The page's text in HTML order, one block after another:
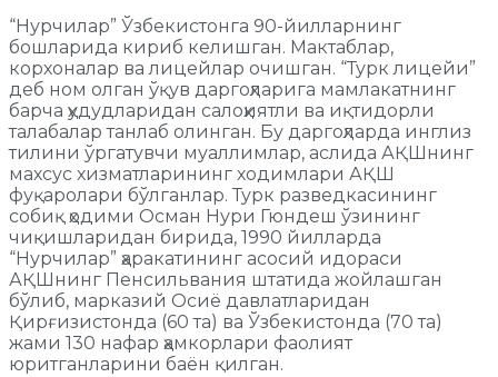
“Нурчилар” Ўзбекистонга 90-йилларнинг
бошларида кириб келишган. Мактаблар,
корхоналар ва лицейлар очишган. “Турк лицейи”
деб ном олган ўқув даргоҳларига мамлакатнинг
барча ҳудудларидан салоҳиятли ва иқтидорли
талабалар танлаб олинган. Бу даргоҳларда инглиз
тилини ўргатувчи муаллимлар, аслида АҚШнинг
махсус хизматларининг ходимлари АҚШ
фуқаролари бўлганлар. Турк разведкасининг
собиқ ҳодими Осман Нури Гюндеш ўзининг
чиқишларидан бирида, 1990 йилларда
“Нурчилар” ҳаракатининг асосий идораси
АҚШнинг Пенсильвания штатида жойлашган
бўлиб, марказий Осиё давлатларидан
Қирғизистонда (60 та) ва Ўзбекистонда (70 та)
жами 130 нафар ҳамкорлари фаолият
юритганларини баён қилган.